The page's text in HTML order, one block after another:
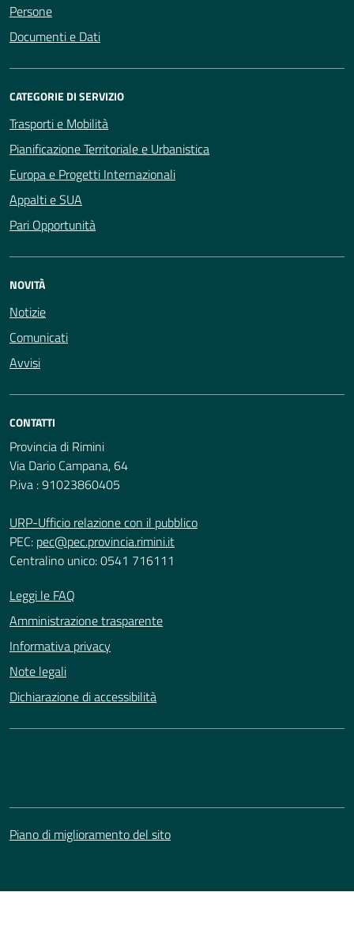
Persone
Documenti e Dati
CATEGORIE DI SERVIZIO
Trasporti e Mobilità
Pianificazione Territoriale e Urbanistica
Europa e Progetti Internazionali
Appalti e SUA
Pari Opportunità
NOVITÀ
Notizie
Comunicati
Avvisi
CONTATTI
Provincia di Rimini
Via Dario Campana, 64
P.iva : 91023860405
URP-Ufficio relazione con il pubblico
PEC: pec@pec.provincia.rimini.it
Centralino unico: 0541 716111
Leggi le FAQ
Amministrazione trasparente
Informativa privacy
Note legali
Dichiarazione di accessibilità
Piano di miglioramento del sito